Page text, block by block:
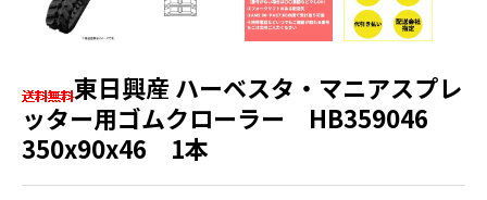
東日興産 ハーベスタ・マニアスプレ
ッター用ゴムクローラー HB359046
350x90x46 1本